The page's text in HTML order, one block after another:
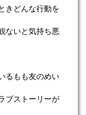
きどんな行動を
ないと気持ち悪
るもも友のめい
ブストーリーが